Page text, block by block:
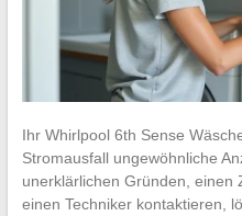
Ihr Whirlpool 6th Sense
Stromausfall ungewöhnliche
unerklärlichen Gründen, einen
einen Techniker kontaktieren,